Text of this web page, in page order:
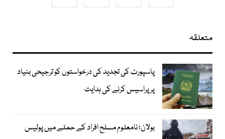
متعلقہ
پاسپورٹ کی تجدید کی درخواستوں کو ترجیحی بنیاد
پر پراسیس کرنے کی ہدایت
بولان؛ نامعلوم مسلح افراد کے حملے میں پولیس